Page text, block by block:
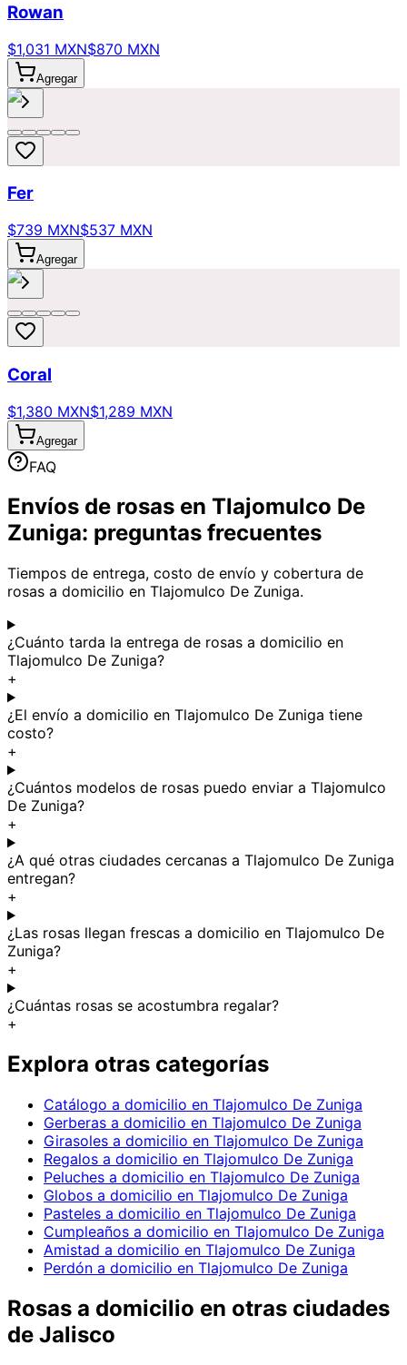
Rowan
$1,031 MXN$870 MXN
Agregar
Fer
$739 MXN$537 MXN
Agregar
Coral
$1,380 MXN$1,289 MXN
Agregar
FAQ
Envíos de rosas en Tlajomulco De
Zuniga: preguntas frecuentes
Tiempos de entrega, costo de envío y cobertura de
rosas a domicilio en Tlajomulco De Zuniga.
¿Cuánto tarda la entrega de rosas a domicilio en
Tlajomulco De Zuniga?
+
¿El envío a domicilio en Tlajomulco De Zuniga tiene
costo?
+
¿Cuántos modelos de rosas puedo enviar a Tlajomulco
De Zuniga?
+
¿A qué otras ciudades cercanas a Tlajomulco De Zuniga
entregan?
+
¿Las rosas llegan frescas a domicilio en Tlajomulco De
Zuniga?
+
¿Cuántas rosas se acostumbra regalar?
+
Explora otras categorías
Catálogo a domicilio en Tlajomulco De Zuniga
Gerberas a domicilio en Tlajomulco De Zuniga
Girasoles a domicilio en Tlajomulco De Zuniga
Regalos a domicilio en Tlajomulco De Zuniga
Peluches a domicilio en Tlajomulco De Zuniga
Globos a domicilio en Tlajomulco De Zuniga
Pasteles a domicilio en Tlajomulco De Zuniga
Cumpleaños a domicilio en Tlajomulco De Zuniga
Amistad a domicilio en Tlajomulco De Zuniga
Perdón a domicilio en Tlajomulco De Zuniga
Rosas a domicilio en otras ciudades
de Jalisco